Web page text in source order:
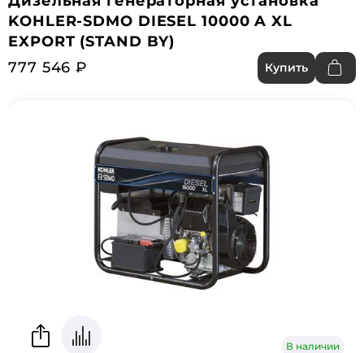
KOHLER-SDMO DIESEL 10000 A XL
EXPORT (STAND BY)
777 546 ₽
Купить
В наличии